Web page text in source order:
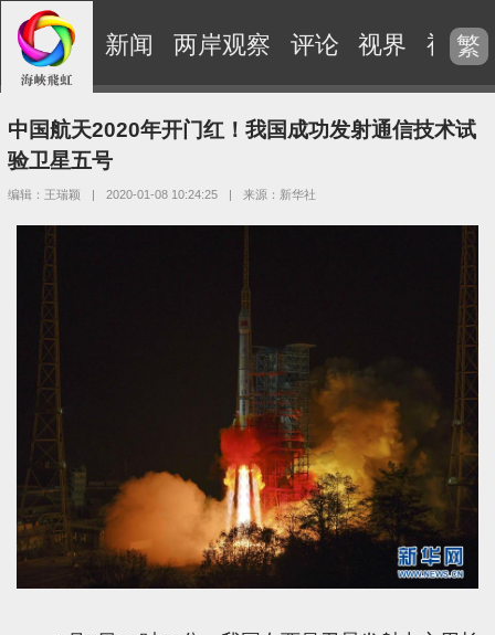
新闻 两岸观察 评论 视界 视频
繁
中国航天2020年开门红！我国成功发射通信技术试
验卫星五号
编辑：王瑞颖 | 2020-01-08 10:24:25 | 来源：新华社